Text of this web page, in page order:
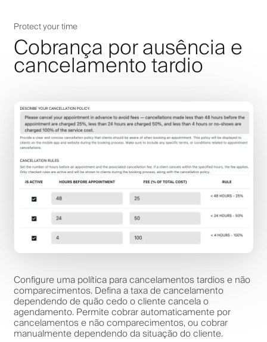
Protect your time
Cobrança por ausência e
cancelamento tardio
Configure uma política para cancelamentos tardios e não
comparecimentos. Defina a taxa de cancelamento
dependendo de quão cedo o cliente cancela o
agendamento. Permite cobrar automaticamente por
cancelamentos e não comparecimentos, ou cobrar
manualmente dependendo da situação do cliente.